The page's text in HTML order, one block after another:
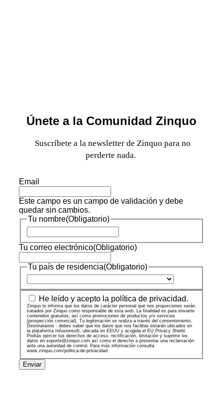
Únete a la Comunidad Zinquo
Suscríbete a la newsletter de Zinquo para no
perderte nada.
Email
Este campo es un campo de validación y debe
quedar sin cambios.
Tu nombre(Obligatorio)
Tu correo electrónico(Obligatorio)
Tu país de residencia(Obligatorio)
Zinquo
te
informa
que
los
datos
de
carácter
personal
He leído y acepto la política de privacidad.
Zinquo te informa que los datos de carácter personal que nos proporciones serán
tratados por Zinquo como responsable de esta web. La finalidad es para enviarte
contenidos gratuitos, así como promociones de productos y/o servicios
(prospección comercial). Tu legitimación se realiza a través del consentimiento.
Destinatarios : debes saber que los datos que nos facilitas estarán ubicados en
la plataforma Infusionsoft, ubicada en EEUU y acogida el EU Privacy Shield.
Podrás ejercer tus derechos de acceso, rectificación, limitación y suprimir los
datos en soporte@zinquo.com así como el derecho a presentar una reclamación
ante una autoridad de control. Para más información consulta
www.zinquo.com/politica-de-privacidad